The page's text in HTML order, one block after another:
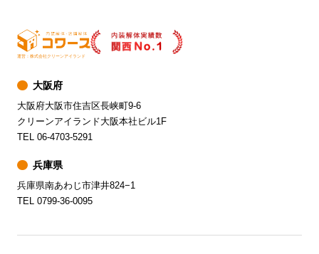
運営：株式会社クリーンアイランド
大阪府
大阪府大阪市住吉区長峡町9-6
クリーンアイランド大阪本社ビル1F
TEL 06-4703-5291
兵庫県
兵庫県南あわじ市津井824−1
TEL 0799-36-0095